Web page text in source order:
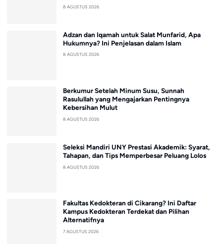
8 AGUSTUS 2026
Adzan dan Iqamah untuk Salat Munfarid, Apa
Hukumnya? Ini Penjelasan dalam Islam
8 AGUSTUS 2026
Berkumur Setelah Minum Susu, Sunnah
Rasulullah yang Mengajarkan Pentingnya
Kebersihan Mulut
8 AGUSTUS 2026
Seleksi Mandiri UNY Prestasi Akademik: Syarat,
Tahapan, dan Tips Memperbesar Peluang Lolos
8 AGUSTUS 2026
Fakultas Kedokteran di Cikarang? Ini Daftar
Kampus Kedokteran Terdekat dan Pilihan
Alternatifnya
7 AGUSTUS 2026